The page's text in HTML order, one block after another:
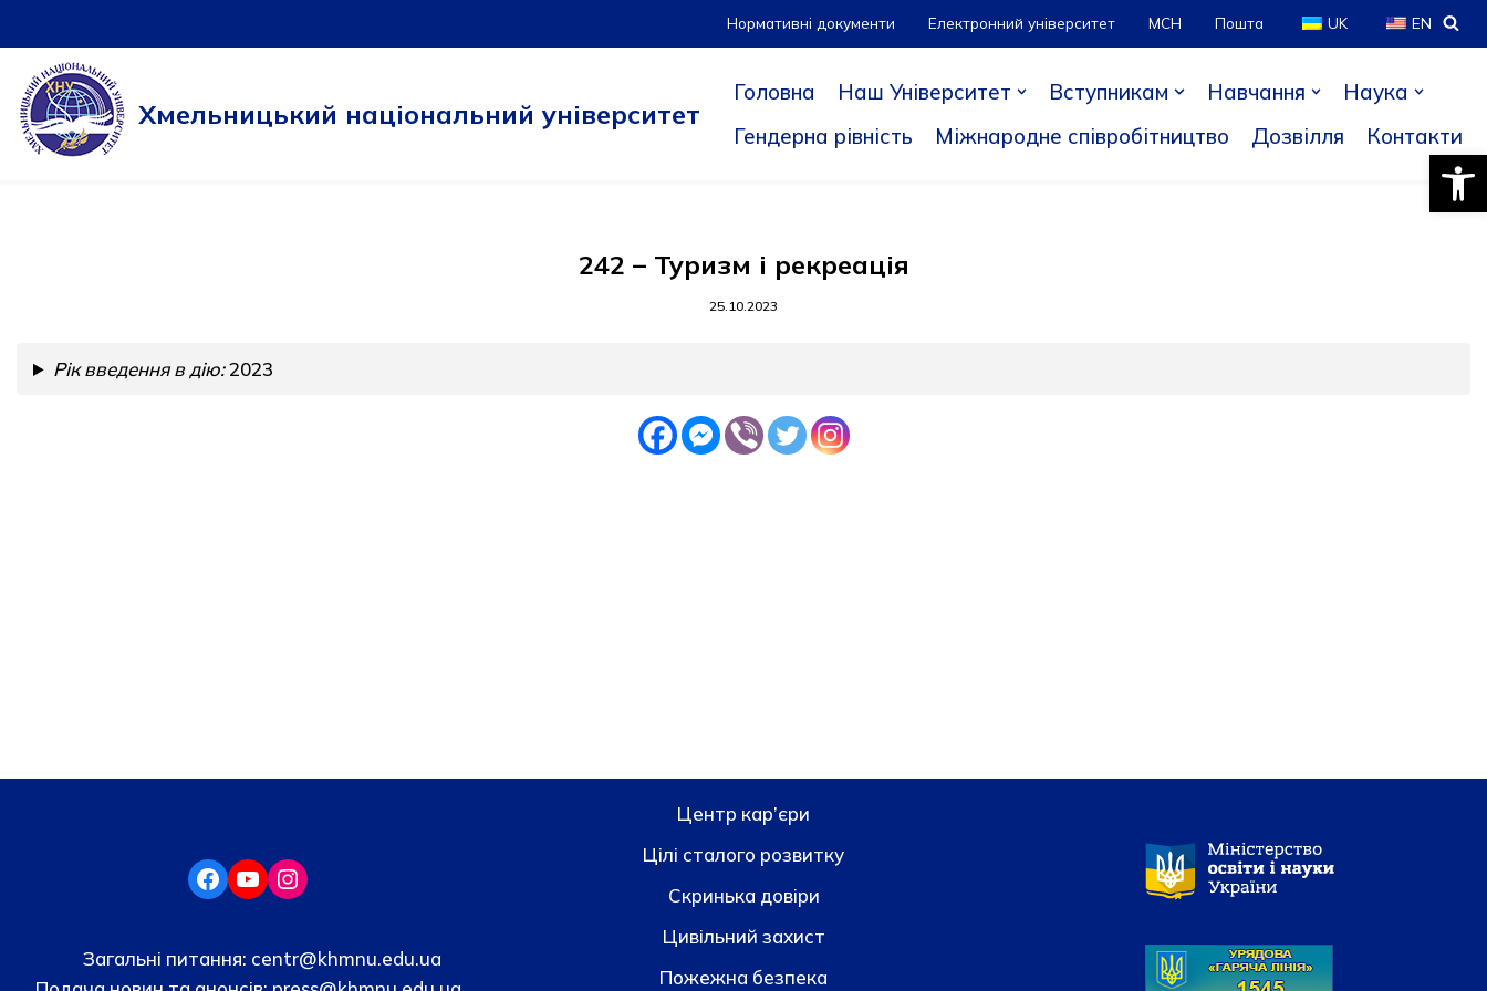
Перейти
до
вмісту
Нормативні документи Електронний університет МСН Пошта UK EN
Хмельницький національний університет
Головна Наш Університет Вступникам Навчання
Наука
Гендерна рівність
Міжнародне співробітництво Дозвілля Контакти
242 – Туризм і рекреація
25.10.2023
Рік введення в дію:2023
Загальні питання: centr@khmnu.edu.ua
Центр кар’єри
Цілі сталого розвитку
Скринька довiри
Цивільний захист
Пожежна безпека